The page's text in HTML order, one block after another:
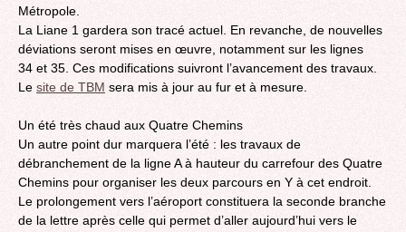
Métropole.
La Liane 1 gardera son tracé actuel. En revanche, de nouvelles
déviations seront mises en œuvre, notamment sur les lignes
34 et 35. Ces modifications suivront l’avancement des travaux.
Le site de TBM sera mis à jour au fur et à mesure.
Un été très chaud aux Quatre Chemins
Un autre point dur marquera l’été : les travaux de
débranchement de la ligne A à hauteur du carrefour des Quatre
Chemins pour organiser les deux parcours en Y à cet endroit.
Le prolongement vers l’aéroport constituera la seconde branche
de la lettre après celle qui permet d’aller aujourd’hui vers le